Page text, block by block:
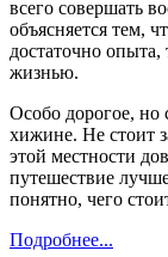
всего совершать
объясняется тем,
достаточно
жизнью.
Особо дорогое, но
хижине. Не стоит
этой местности
путешествие
понятно, чего
Подробнее...